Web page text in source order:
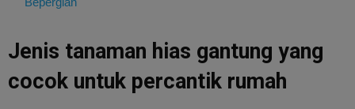
Jenis tanaman hias gantung yang
cocok untuk percantik rumah